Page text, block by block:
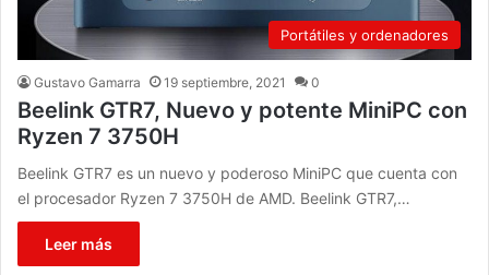
Portátiles y ordenadores
Gustavo Gamarra 19 septiembre, 2021 0
Beelink GTR7, Nuevo y potente MiniPC con
Ryzen 7 3750H
Beelink GTR7 es un nuevo y poderoso MiniPC que cuenta con
el procesador Ryzen 7 3750H de AMD. Beelink GTR7,…
Leer más